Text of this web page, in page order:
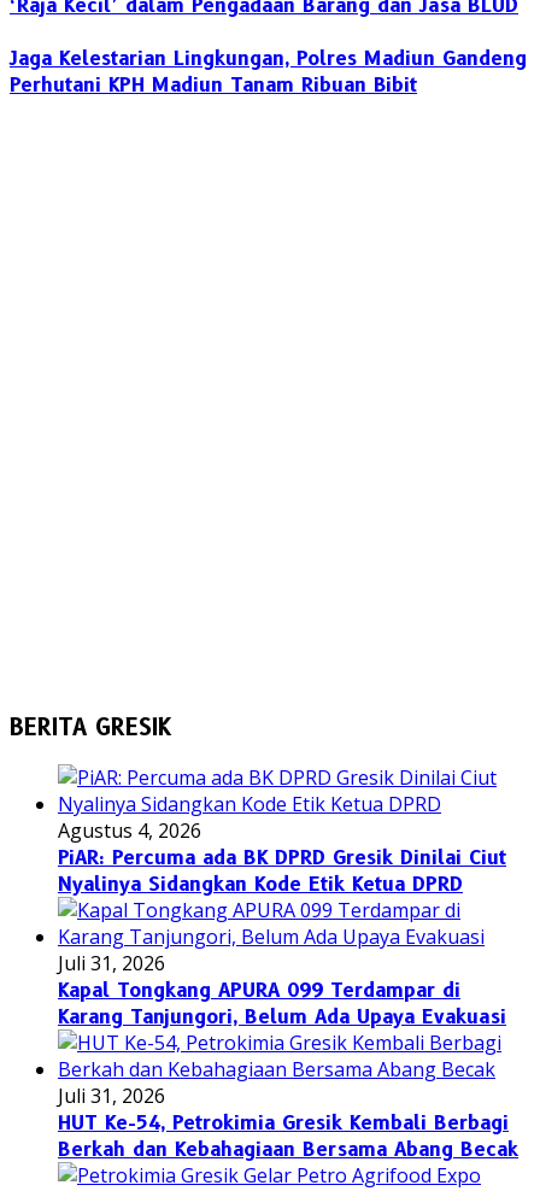
‘Raja Kecil’ dalam Pengadaan Barang dan Jasa BLUD
Jaga Kelestarian Lingkungan, Polres Madiun Gandeng
Perhutani KPH Madiun Tanam Ribuan Bibit
BERITA GRESIK
Agustus 4, 2026
PiAR: Percuma ada BK DPRD Gresik Dinilai Ciut
Nyalinya Sidangkan Kode Etik Ketua DPRD
Juli 31, 2026
Kapal Tongkang APURA 099 Terdampar di
Karang Tanjungori, Belum Ada Upaya Evakuasi
Juli 31, 2026
HUT Ke-54, Petrokimia Gresik Kembali Berbagi
Berkah dan Kebahagiaan Bersama Abang Becak